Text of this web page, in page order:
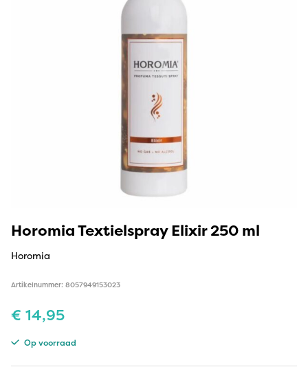
Horomia Textielspray Elixir 250 ml
Horomia
Artikelnummer: 8057949153023
€ 14,95
Op voorraad